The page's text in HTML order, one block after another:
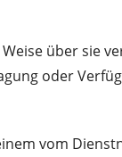
über sie
oder
vom